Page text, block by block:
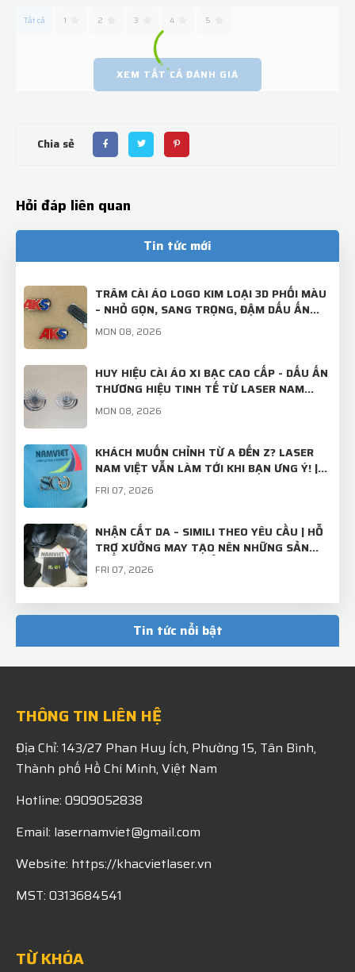
Tất cả 1 2 3 4 5
XEM TẤT CẢ ĐÁNH GIÁ
Chia sẻ
Hỏi đáp liên quan
Tin tức mới
TRÂM CÀI ÁO LOGO KIM LOẠI 3D PHỐI MÀU
– NHỎ GỌN, SANG TRỌNG, ĐẬM DẤU ẤN
THƯƠNG HIỆU!
MON 08, 2026
HUY HIỆU CÀI ÁO XI BẠC CAO CẤP - DẤU ẤN
THƯƠNG HIỆU TINH TẾ TỪ LASER NAM
VIỆT
MON 08, 2026
KHÁCH MUỐN CHỈNH TỪ A ĐẾN Z? LASER
NAM VIỆT VẪN LÀM TỚI KHI BẠN ƯNG Ý! |
TRÂM CÀI ÁO THIẾT KẾ RIÊNG
FRI 07, 2026
NHẬN CẮT DA – SIMILI THEO YÊU CẦU | HỖ
TRỢ XƯỞNG MAY TẠO NÊN NHỮNG SẢN
PHẨM CHỈN CHU, CHUẨN ĐẸP
FRI 07, 2026
TẤM INOX BÌNH THƯỜNG – KHI QUA TAY
LASER NAM VIỆT SẼ TRỞ THÀNH "BỘ MẶT"
CHUYÊN NGHIỆP CỦA THƯƠNG HIỆU!
MON 07, 2026
Tin tức nổi bật
THÔNG TIN LIÊN HỆ
Địa Chỉ: 143/27 Phan Huy Ích, Phường 15, Tân Bình,
Thành phố Hồ Chí Minh, Việt Nam
Hotline: 0909052838
Email: lasernamviet@gmail.com
Website: https://khacvietlaser.vn
MST: 0313684541
TỪ KHÓA